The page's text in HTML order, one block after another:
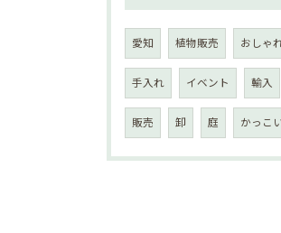
愛知 植物販売 おしゃ
手入れ イベント 輸入
販売 卸 庭 かっこ